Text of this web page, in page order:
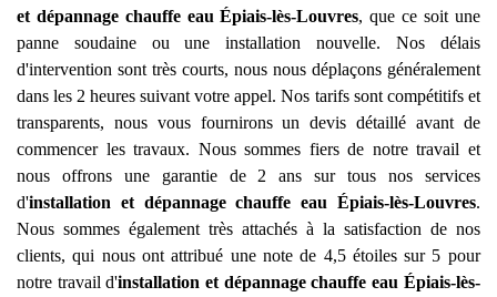
et dépannage chauffe eau Épiais-lès-Louvres, que ce soit une
panne soudaine ou une installation nouvelle. Nos délais
d'intervention sont très courts, nous nous déplaçons généralement
dans les 2 heures suivant votre appel. Nos tarifs sont compétitifs et
transparents, nous vous fournirons un devis détaillé avant de
commencer les travaux. Nous sommes fiers de notre travail et
nous offrons une garantie de 2 ans sur tous nos services
d'installation et dépannage chauffe eau Épiais-lès-Louvres.
Nous sommes également très attachés à la satisfaction de nos
clients, qui nous ont attribué une note de 4,5 étoiles sur 5 pour
notre travail d'installation et dépannage chauffe eau Épiais-lès-